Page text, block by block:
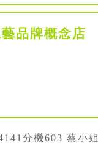
品牌概念店
分機603 蔡小姐